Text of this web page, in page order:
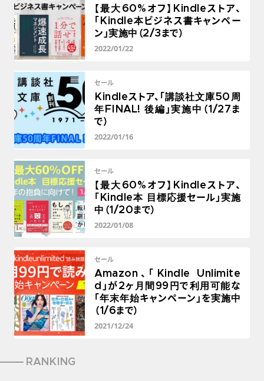
【最大60%オフ】Kindleストア、
「Kindle本ビジネス書キャンペー
ン」実施中（2/3まで）
2022/01/22
セール
Kindleストア、「講談社文庫50周
年FINAL! 後編」実施中（1/27ま
で）
2022/01/16
セール
【最大60%オフ】Kindleストア、
「Kindle本 目標応援セール」実施
中（1/20まで）
2022/01/08
セール
Amazon、「Kindle Unlimite
d」が2ヶ月間99円で利用可能な
「年末年始キャンペーン」を実施中
（1/6まで）
2021/12/24
RANKING